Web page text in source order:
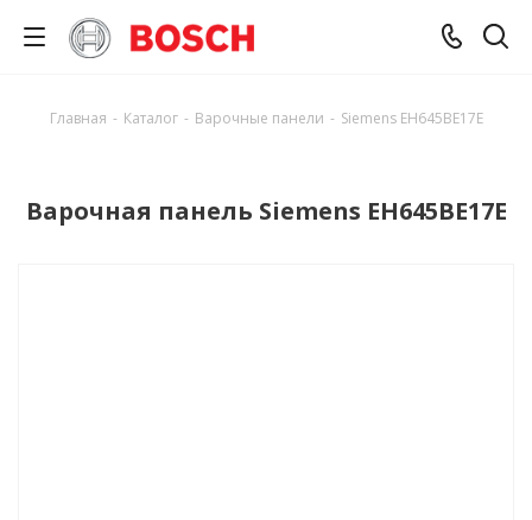
Главная - Каталог - Варочные панели - Siemens EH645BE17E
Варочная панель Siemens EH645BE17E